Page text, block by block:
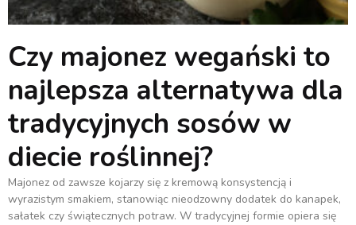
Czy majonez wegański to
najlepsza alternatywa dla
tradycyjnych sosów w
diecie roślinnej?
Majonez od zawsze kojarzy się z kremową konsystencją i
wyrazistym smakiem, stanowiąc nieodzowny dodatek do kanapek,
sałatek czy świątecznych potraw. W tradycyjnej formie opiera się